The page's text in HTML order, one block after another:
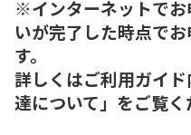
※インターネットでお
いが完了した時点で
す。
詳しくはご利用ガイ
達について」をご覧く